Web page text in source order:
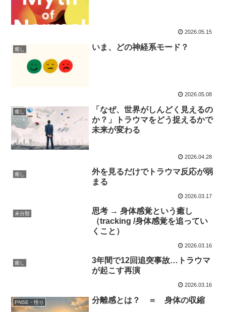
2026.05.15
癒し いま、どの神経系モード？
2026.05.08
癒し
「なぜ、世界がしんどく見えるの
か？」トラウマをどう捉えるかで
未来が変わる
2026.04.28
癒し
外を見るだけでトラウマ反応が弱
まる
2026.03.17
未分類
思考 → 身体感覚という癒し
（tracking /身体感覚を追ってい
くこと）
2026.03.16
癒し
3年間で12回追突事故…トラウマ
が起こす再演
2026.03.16
PNSE・悟り 分離感とは？ ＝ 身体の収縮